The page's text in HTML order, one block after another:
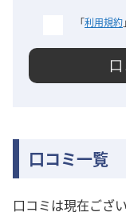
「利用規約
口コミ一覧
口コミは現在ござ